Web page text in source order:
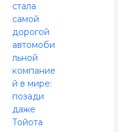
стала
самой
дорогой
автомоби
льной
компание
й в мире:
позади
даже
Тойота